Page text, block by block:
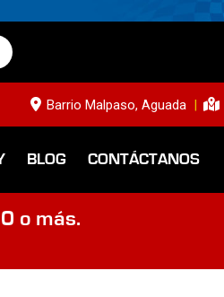
Barrio Malpaso, Aguada
BLOG CONTÁCTANOS
o más.